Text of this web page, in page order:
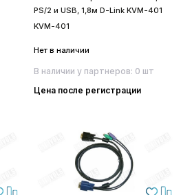
PS/2 и USB, 1,8м D-Link KVM-401
KVM-401
Нет в наличии
В наличии у партнеров: 0 шт
Цена после регистрации